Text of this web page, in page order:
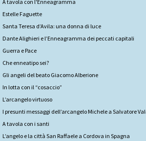
A tavola con l'Enneagramma
Estelle Faguette
Santa Teresa d’Avila: una donna di luce
Dante Alighieri e l’Enneagramma dei peccati capitali
Guerra e Pace
Che enneatipo sei?
Gli angeli del beato Giacomo Alberione
In lotta con il “cosaccio”
L’arcangelo virtuoso
I presunti messaggi dell’arcangelo Michele a Salvatore
A tavola con i santi
L’angelo e la città San Raffaele a Cordova in Spagna